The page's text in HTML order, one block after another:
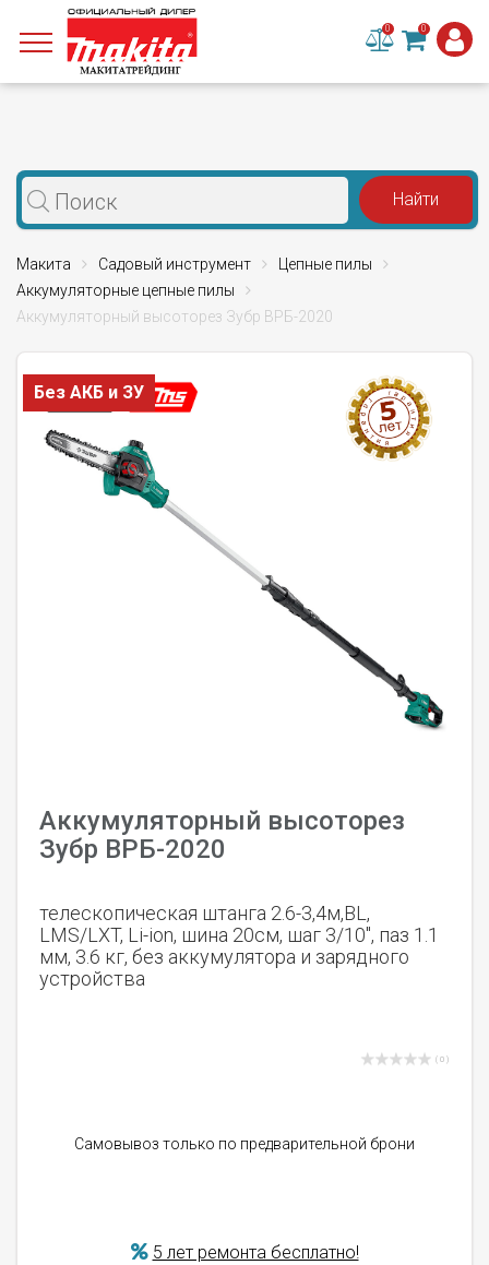
0 0
Макита Садовый инструмент
Цепные пилы
Аккумуляторные цепные пилы
Аккумуляторный высоторез Зубр ВРБ-2020
Без АКБ и ЗУ
Аккумуляторный высоторез
Зубр ВРБ-2020
телескопическая штанга 2.6-3,4м,BL,
LMS/LXT, Li-ion, шина 20см, шаг 3/10", паз 1.1
мм, 3.6 кг, без аккумулятора и зарядного
устройства
( 0 )
Самовывоз только по предварительной брони
5 лет ремонта бесплатно!